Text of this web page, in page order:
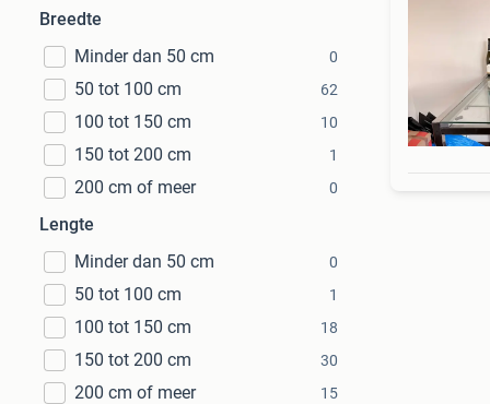
Breedte
Minder dan 50 cm
0
50 tot 100 cm 62
100 tot 150 cm 10
150 tot 200 cm 1
200 cm of meer 0
Lengte
Minder dan 50 cm
0
50 tot 100 cm 1
100 tot 150 cm 18
150 tot 200 cm 30
200 cm of meer 15